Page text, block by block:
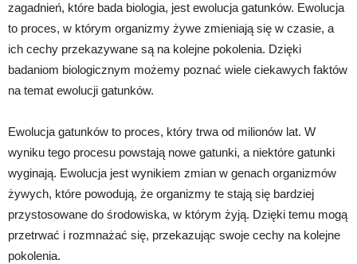
zagadnień, które bada biologia, jest ewolucja gatunków. Ewolucja
to proces, w którym organizmy żywe zmieniają się w czasie, a
ich cechy przekazywane są na kolejne pokolenia. Dzięki
badaniom biologicznym możemy poznać wiele ciekawych faktów
na temat ewolucji gatunków.
Ewolucja gatunków to proces, który trwa od milionów lat. W
wyniku tego procesu powstają nowe gatunki, a niektóre gatunki
wyginają. Ewolucja jest wynikiem zmian w genach organizmów
żywych, które powodują, że organizmy te stają się bardziej
przystosowane do środowiska, w którym żyją. Dzięki temu mogą
przetrwać i rozmnażać się, przekazując swoje cechy na kolejne
pokolenia.